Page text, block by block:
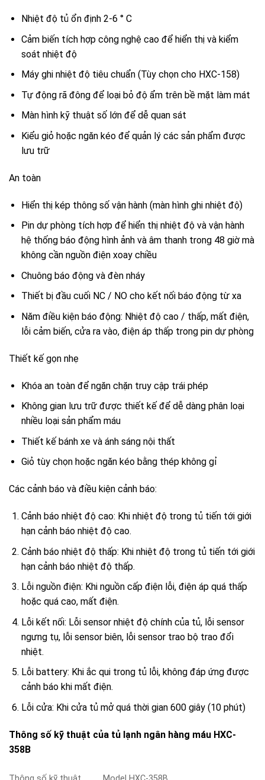
Nhiệt độ tủ ổn định 2-6 ° C
Cảm biến tích hợp công nghệ cao để hiển thị và kiểm
soát nhiệt độ
Máy ghi nhiệt độ tiêu chuẩn (Tùy chọn cho HXC-158)
Tự động rã đông để loại bỏ độ ẩm trên bề mặt làm mát
Màn hình kỹ thuật số lớn để dễ quan sát
Kiểu giỏ hoặc ngăn kéo để quản lý các sản phẩm được
lưu trữ
An toàn
Hiển thị kép thông số vận hành (màn hình ghi nhiệt độ)
Pin dự phòng tích hợp để hiển thị nhiệt độ và vận hành
hệ thống báo động hình ảnh và âm thanh trong 48 giờ mà
không cần nguồn điện xoay chiều
Chuông báo động và đèn nháy
Thiết bị đầu cuối NC / NO cho kết nối báo động từ xa
Năm điều kiện báo động: Nhiệt độ cao / thấp, mất điện,
lỗi cảm biến, cửa ra vào, điện áp thấp trong pin dự phòng
Thiết kế gọn nhẹ
Khóa an toàn để ngăn chặn truy cập trái phép
Không gian lưu trữ được thiết kế để dễ dàng phân loại
nhiều loại sản phẩm máu
Thiết kế bánh xe và ánh sáng nội thất
Giỏ tùy chọn hoặc ngăn kéo bằng thép không gỉ
Các cảnh báo và điều kiện cảnh báo:
Cảnh báo nhiệt độ cao: Khi nhiệt độ trong tủ tiến tới giới
hạn cảnh báo nhiệt độ cao.
Cảnh báo nhiệt độ thấp: Khi nhiệt độ trong tủ tiến tới giới
hạn cảnh báo nhiệt độ thấp.
Lỗi nguồn điện: Khi nguồn cấp điện lỗi, điện áp quá thấp
hoặc quá cao, mất điện.
Lỗi kết nối: Lỗi sensor nhiệt độ chính của tủ, lỗi sensor
ngưng tụ, lỗi sensor biên, lỗi sensor trao bộ trao đổi
nhiệt.
Lỗi battery: Khi ắc qui trong tủ lỗi, không đáp ứng được
cảnh báo khi mất điện.
Lỗi cửa: Khi cửa tủ mở quá thời gian 600 giây (10 phút)
Thông số kỹ thuật của tủ lạnh ngân hàng máu HXC-
358B